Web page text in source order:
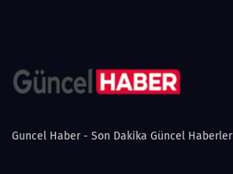
Guncel Haber - Son Dakika Güncel Haberler